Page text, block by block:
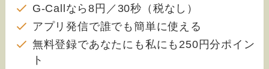
G-Callなら8円／30秒（税なし）
アプリ発信で誰でも簡単に使える
無料登録であなたにも私にも250円分ポイン
ト